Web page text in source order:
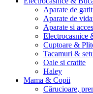
Aparate de
Aparate de
Aparate si
Electrocasnice
Cuptoare &
Tacamuri &
Oale si cratite
Haley
Mama & Copii
Cărucioare,